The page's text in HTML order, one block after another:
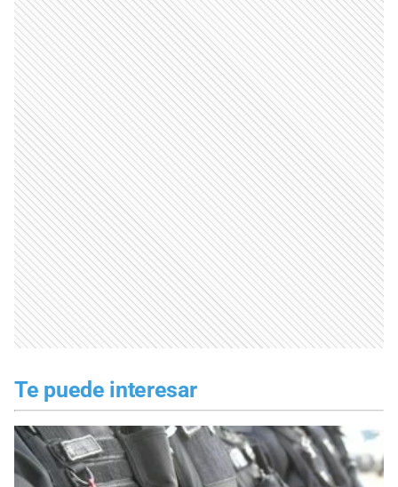
Te puede interesar